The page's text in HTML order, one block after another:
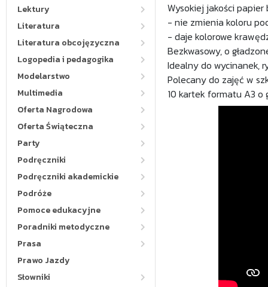
Lektury
Literatura
Literatura obcojęzyczna
Logopedia i pedagogika
Modelarstwo
Multimedia
Oferta Nagrodowa
Oferta Świąteczna
Party
Podręczniki
Podręczniki akademickie
Podróże
Pomoce edukacyjne
Poradniki metodyczne
Prasa
Prawo Jazdy
Słowniki
Wysokiej jakości
- nie zmienia koloru
- daje kolorowe
Bezkwasowy, o
Idealny do wycinanek,
Polecany do zajęć w
10 kartek formatu A3 o